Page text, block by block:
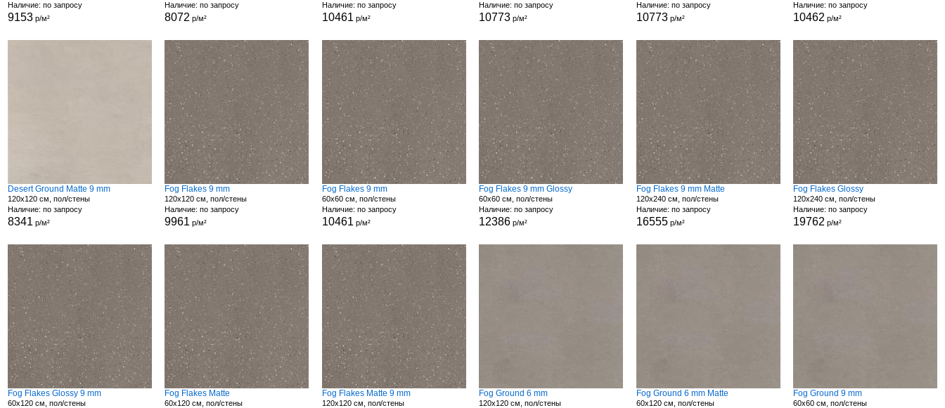
Наличие: по запросу
9153р/м²
Наличие: по запросу
8072 р/м²
Наличие: по запросу
10461 р/м²
Наличие: по запросу
10773 р/м²
Наличие: по запросу
10773р/м²
Наличие: по запросу
10462 р/м²
Desert Ground Matte 9 mm
120x120 см, пол/стены
Наличие: по запросу
8341 р/м²
Fog Flakes 9 mm
120x120 см, пол/стены
Наличие: по запросу
9961 р/м²
Fog Flakes 9 mm
60x60 см, пол/стены
Наличие: по запросу
10461 р/м²
Fog Flakes 9 mm Glossy
60x60 см, пол/стены
Наличие: по запросу
12386 р/м²
Fog Flakes 9 mm Matte
120x240 см, пол/стены
Наличие: по запросу
16555р/м²
Fog Flakes Glossy
120x240 см, пол/стены
Наличие: по запросу
19762 р/м²
Fog Flakes Glossy 9 mm
60x120 см, пол/стены
Fog Flakes Matte
60x120 см, пол/стены
Fog Flakes Matte 9 mm
120x120 см, пол/стены
Fog Ground 6 mm
120x120 см, пол/стены
Fog Ground 6 mm Matte
60x120 см, пол/стены
Fog Ground 9 mm
60x60 см, пол/стены